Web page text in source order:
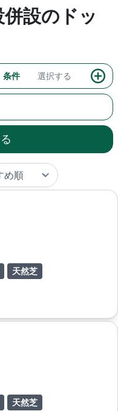
設のドッ
条件 選択する
天然芝
天然芝